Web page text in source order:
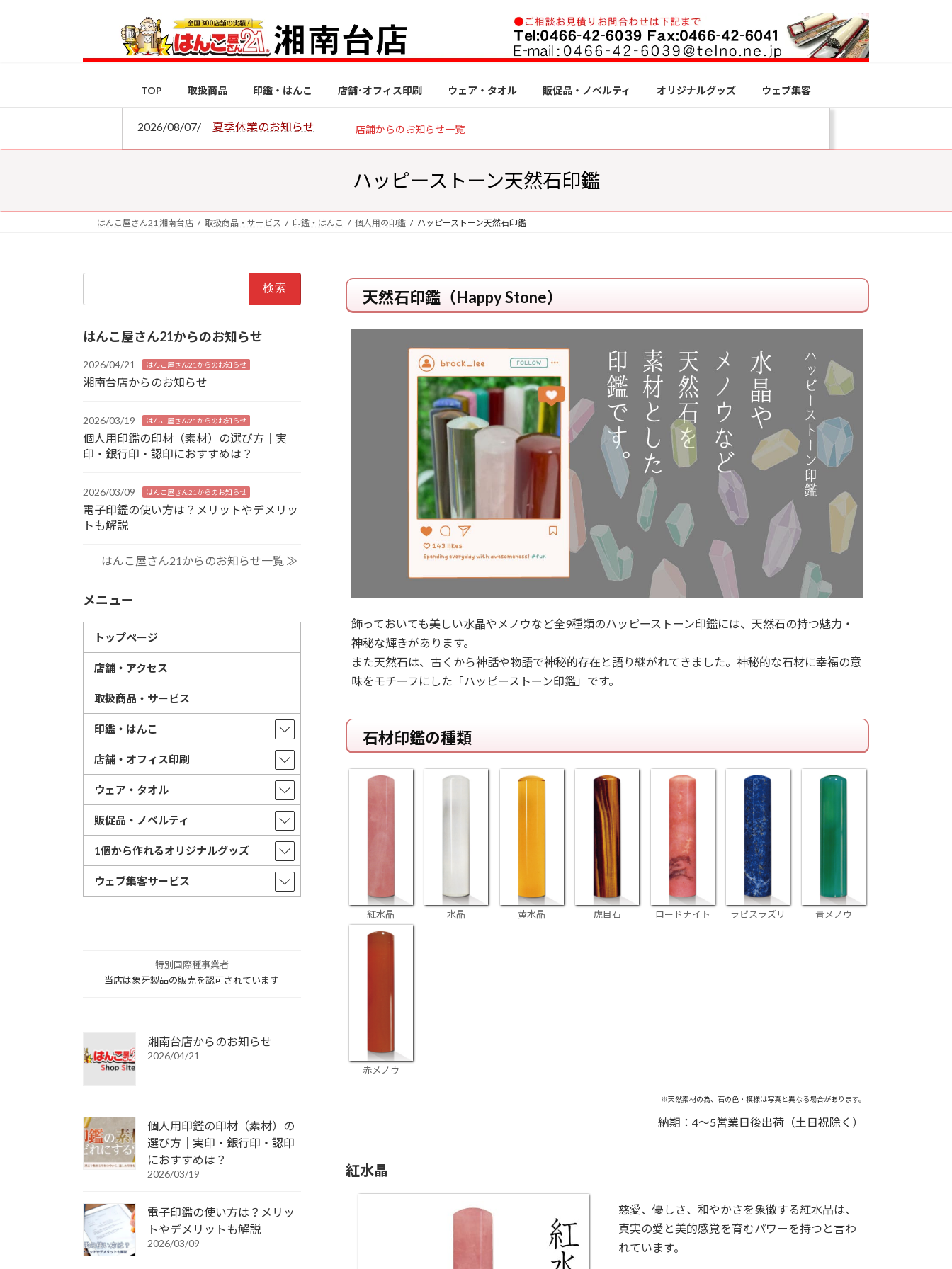
ス
ン
TOP 取扱商品 印鑑・はんこ 店舗･オフィス印刷 ウェア・タオル 販促品・ノベルティ オリジナルグッズ ウェブ集客
2026/08/07/ 夏季休業のお知らせ 店舗からのお知らせ一覧
ハッピーストーン天然石印鑑
はんこ屋さん21 湘南台店 取扱商品・サービス 印鑑・はんこ 個人用の印鑑 ハッピーストーン天然石印鑑
天然石印鑑（Happy Stone）
飾っておいても美しい水晶やメノウなど全9種類のハッピーストーン印鑑には、天然石の持つ魅力・
神秘な輝きがあります。
また天然石は、古くから神話や物語で神秘的存在と語り継がれてきました。神秘的な石材に幸福の意
味をモチーフにした「ハッピーストーン印鑑」です。
石材印鑑の種類
紅水晶 水晶 黄水晶 虎目石 ロードナイト ラピスラズリ 青メノウ
赤メノウ
※天然素材の為、石の色・模様は写真と異なる場合があります。
納期：4～5営業日後出荷（土日祝除く）
紅水晶
慈愛、優しさ、和やかさを象徴する紅水晶は、
真実の愛と美的感覚を育むパワーを持つと言わ
れています。
はんこ屋さん21からのお知らせ
2026/04/21 はんこ屋さん21からのお知らせ
湘南台店からのお知らせ
2026/03/19 はんこ屋さん21からのお知らせ
個人用印鑑の印材（素材）の選び方｜実
印・銀行印・認印におすすめは？
2026/03/09 はんこ屋さん21からのお知らせ
電子印鑑の使い方は？メリットやデメリッ
トも解説
はんこ屋さん21からのお知らせ一覧 ≫
メニュー
トップページ
店舗・アクセス
取扱商品・サービス
印鑑・はんこ
店舗・オフィス印刷
ウェア・タオル
販促品・ノベルティ
1個から作れるオリジナルグッズ
ウェブ集客サービス
特別国際種事業者
当店は象牙製品の販売を認可されています
湘南台店からのお知らせ
2026/04/21
個人用印鑑の印材（素材）の
選び方｜実印・銀行印・認印
におすすめは？
2026/03/19
電子印鑑の使い方は？メリッ
トやデメリットも解説
2026/03/09